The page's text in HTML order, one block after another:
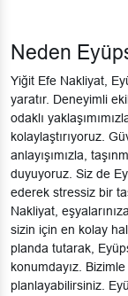
Neden
Yiğit Efe Nakliyat,
yaratır. Deneyimli
odaklı
kolaylaştırıyoruz.
anlayışımızla,
duyuyoruz. Siz de
ederek stressiz bir
Nakliyat,
sizin için en kolay
planda tutarak,
konumdayız.
planlayabilirsiniz.